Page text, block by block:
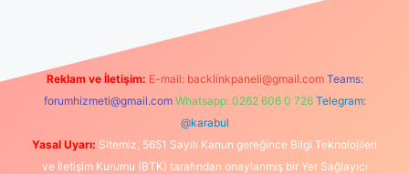
Reklam ve İletişim: E-mail: backlinkpaneli@gmail.com Teams:
forumhizmeti@gmail.com Whatsapp: 0262 606 0 726 Telegram:
@karabul
Yasal Uyarı: Sitemiz, 5651 Sayılı Kanun gereğince Bilgi Teknolojileri
ve İletişim Kurumu (BTK) tarafından onaylanmış bir Yer Sağlayıcı